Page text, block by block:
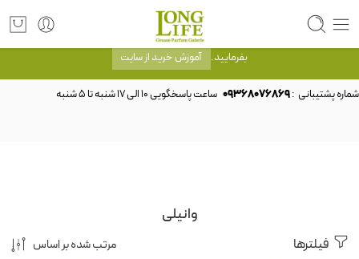
توجه! برند لانگ لایف رایحه های معروف را با شیشه و بسته بندی خود شرکت لانگ لایف
عرضه می کند.که با انتخاب حجم هر ادکلنی می توانید شیشه و بسته بندی را ملاحظه
بفرمایید. آموزش خرید از سایت
شماره پشتیبانی :09368076869
وانیلی
فیلترها مرتب شده بر اساس